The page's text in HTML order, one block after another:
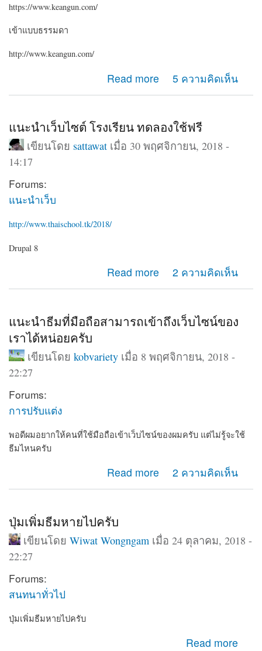
https://www.keangun.com/
เข้าแบบธรรมดา
http://www.keangun.com/
Read more
about ขอคำแนะนำครับ ระหว่างเข้าเว็บด้วย http กับ https
ทำไมเมนูต่างกันครับ
5 ความคิดเห็น
แนะนำเว็บไซต์ โรงเรียน ทดลองใช้ฟรี
เขียนโดย sattawat เมื่อ 30 พฤศจิกายน, 2018 -
14:17
Forums:
แนะนำเว็บ
http://www.thaischool.tk/2018/
Drupal 8
Read more
about แนะนำเว็บไซต์ โรงเรียน ทดลองใช้ฟรี2 ความคิดเห็น
แนะนำธีมที่มือถือสามารถเข้าถึงเว็บไซน์ของ
เราได้หน่อยครับ
เขียนโดย kobvarietyเมื่อ 8 พฤศจิกายน, 2018 -
22:27
Forums:
การปรับแต่ง
พอดีผมอยากให้คนที่ใช้มือถือเข้าเว็บไซน์ของผมครับ แต่ไม่รู้จะใช้
ธีมไหนครับ
Read more
about แนะนำธีมที่มือถือสามารถเข้าถึงเว็บไซน์ของเราได้
หน่อยครับ
2 ความคิดเห็น
ปุ่มเพิ่มธีมหายไปครับ
เขียนโดย Wiwat Wongngam เมื่อ 24 ตุลาคม, 2018 -
22:27
Forums:
สนทนาทั่วไป
ปุ่มเพิ่มธีมหายไปครับ
Read more